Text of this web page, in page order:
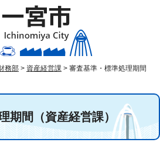
務部 > 資産経営課 > 審査基準・標準処理期間
期間（資産経営課）